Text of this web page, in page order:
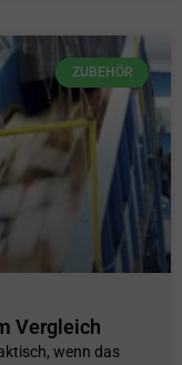
ZUBEHÖR
Vergleich
wenn das